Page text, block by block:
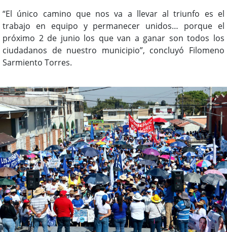
“El único camino que nos va a llevar al triunfo es el
trabajo en equipo y permanecer unidos… porque el
próximo 2 de junio los que van a ganar son todos los
ciudadanos de nuestro municipio”, concluyó Filomeno
Sarmiento Torres.